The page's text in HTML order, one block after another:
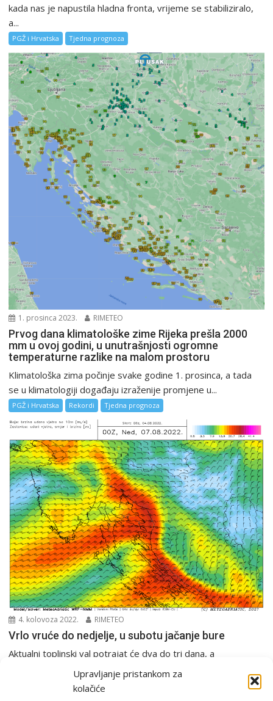
Upravljanje pristankom za
kolačiće
kada nas je napustila hladna fronta, vrijeme se stabiliziralo,
a...
PGŽ i Hrvatska Tjedna prognoza
1. prosinca 2023. RIMETEO
Prvog dana klimatološke zime Rijeka prešla 2000
mm u ovoj godini, u unutrašnjosti ogromne
temperaturne razlike na malom prostoru
Klimatološka zima počinje svake godine 1. prosinca, a tada
se u klimatologiji događaju izraženije promjene u...
PGŽ i Hrvatska Rekordi Tjedna prognoza
4. kolovoza 2022. RIMETEO
Vrlo vruće do nedjelje, u subotu jačanje bure
Aktualni toplinski val potrajat će dva do tri dana, a
temperature će rasti i preko 35...
Tjedna prognoza